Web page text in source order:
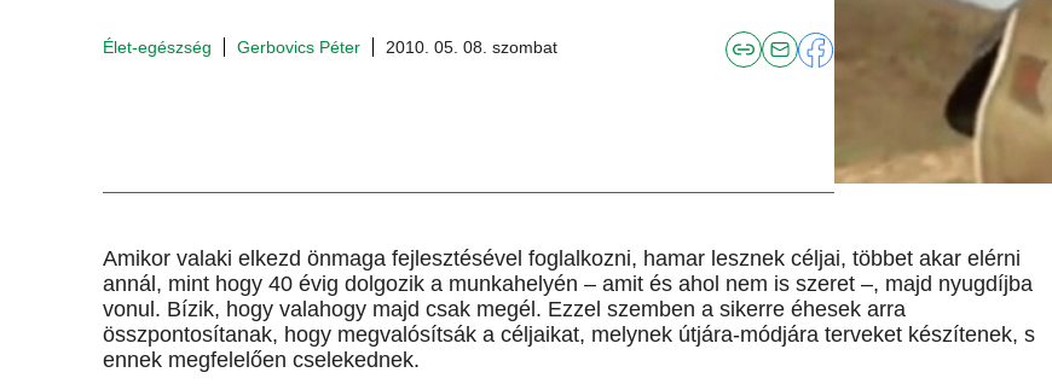
Élet-egészség Gerbovics Péter 2010. 05. 08. szombat
Amikor valaki elkezd önmaga fejlesztésével foglalkozni, hamar lesznek céljai, többet akar elérni
annál, mint hogy 40 évig dolgozik a munkahelyén – amit és ahol nem is szeret –, majd nyugdíjba
vonul. Bízik, hogy valahogy majd csak megél. Ezzel szemben a sikerre éhesek arra
összpontosítanak, hogy megvalósítsák a céljaikat, melynek útjára-módjára terveket készítenek, s
ennek megfelelően cselekednek.